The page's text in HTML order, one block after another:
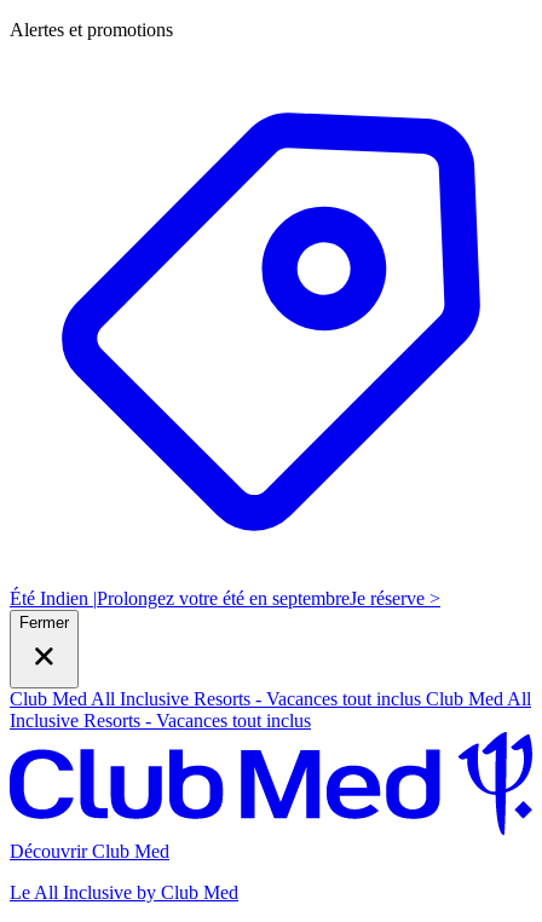
Alertes et promotions
Été Indien |Prolongez votre été en septembreJe réserve >
Fermer
Club Med All Inclusive Resorts - Vacances tout inclus Club Med All
Inclusive Resorts - Vacances tout inclus
Découvrir Club Med
Le All Inclusive by Club Med